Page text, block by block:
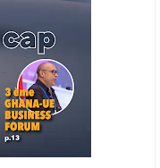
souscriptions de
proviennent
avec l'Europe.
35 % du tour de table,
%), selon le communiqué
membres.